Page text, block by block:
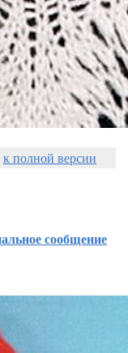
к полной версии
сообщение